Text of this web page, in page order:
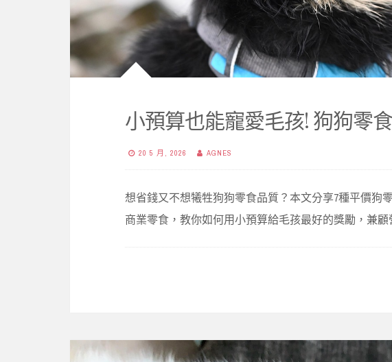
小預算也能寵愛毛孩! 狗狗零
20 5 月, 2026 AGNES
想省錢又不想犧牲狗狗零食品質？本文分享7種平價狗
商業零食，教你如何用小預算給毛孩最好的獎勵，兼